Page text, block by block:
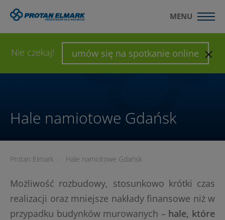
Nie czekaj! umów się na spotkanie online
MENU
WYŚLIJ ZAPYTANIE SKONFIGURUJ HALĘ
Hale namiotowe Gdańsk
Protan Elmark - Hale namiotowe Gdańsk
Możliwość rozbudowy, stosunkowo krótki czas
realizacji oraz mniejsze nakłady finansowe niż w
przypadku budynków murowanych – hale, które